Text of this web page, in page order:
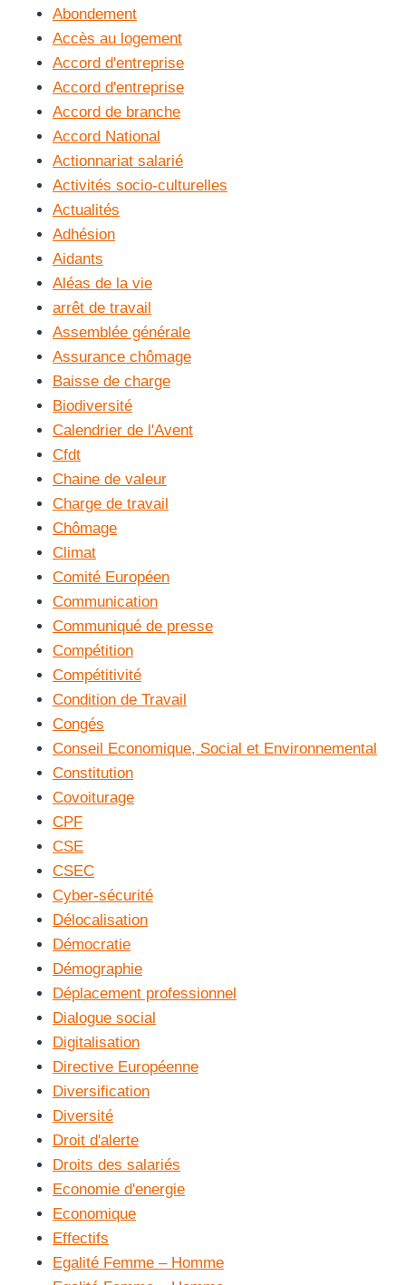
Abondement
Accès au logement
Accord d'entreprise
Accord d'entreprise
Accord de branche
Accord National
Actionnariat salarié
Activités socio-culturelles
Actualités
Adhésion
Aidants
Aléas de la vie
arrêt de travail
Assemblée générale
Assurance chômage
Baisse de charge
Biodiversité
Calendrier de l'Avent
Cfdt
Chaine de valeur
Charge de travail
Chômage
Climat
Comité Européen
Communication
Communiqué de presse
Compétition
Compétitivité
Condition de Travail
Congés
Conseil Economique, Social et Environnemental
Constitution
Covoiturage
CPF
CSE
CSEC
Cyber-sécurité
Délocalisation
Démocratie
Démographie
Déplacement professionnel
Dialogue social
Digitalisation
Directive Européenne
Diversification
Diversité
Droit d'alerte
Droits des salariés
Economie d'energie
Economique
Effectifs
Egalité Femme – Homme